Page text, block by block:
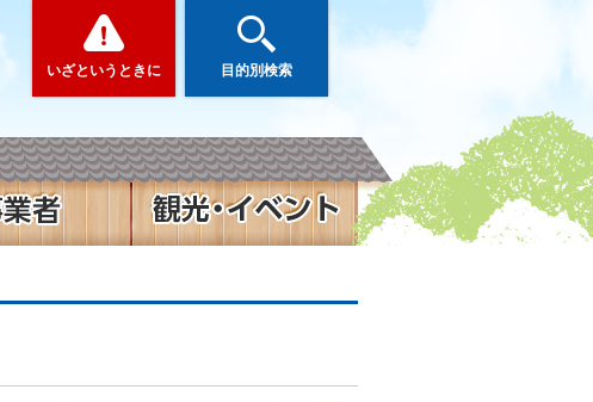
いざというときに 目的別検索